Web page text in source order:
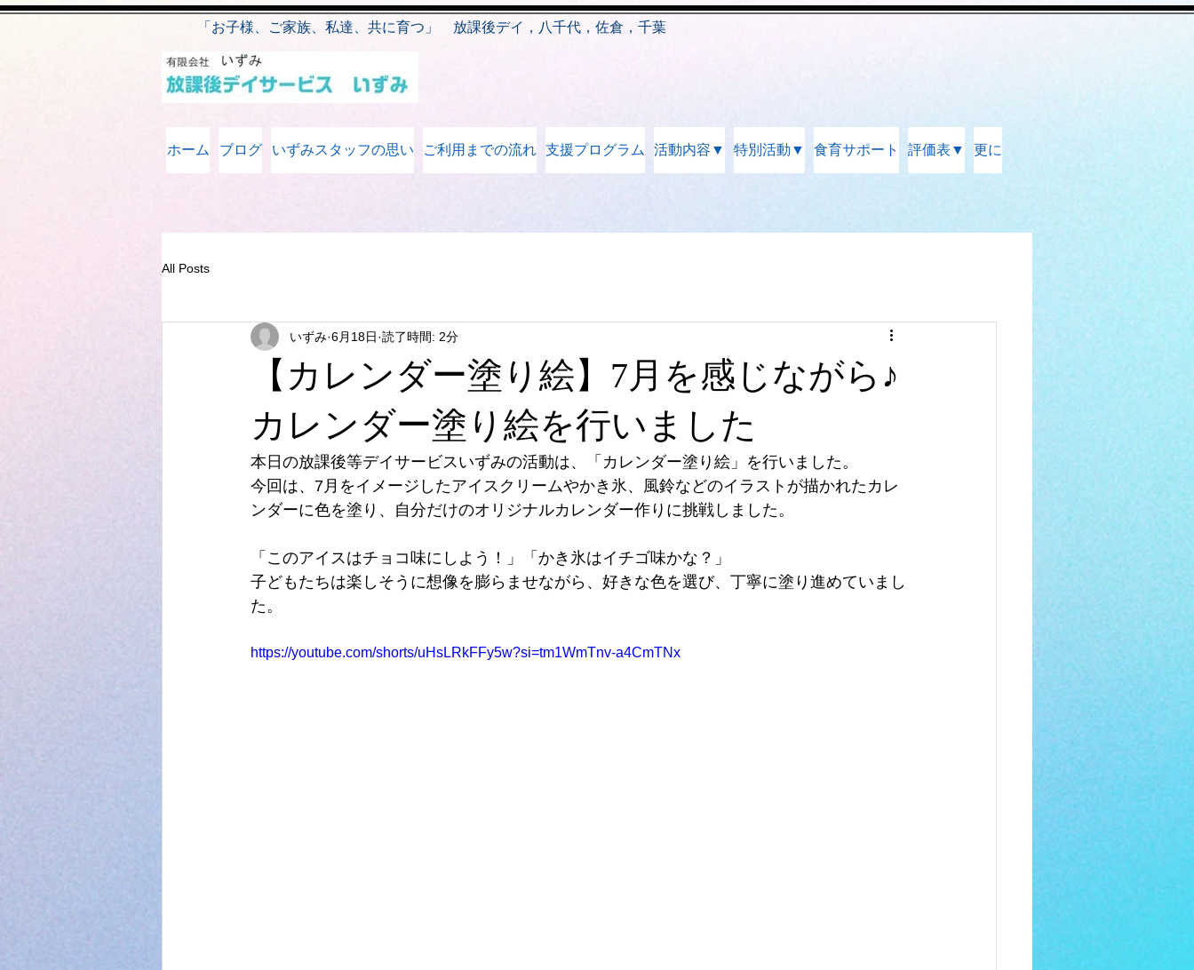
​ 「お子様、ご家族、私達、共に育つ」 放課後デイ，八千代，佐倉，千葉
ホーム ブログ いずみスタッフの思い ご利用までの流れ 支援プログラム 活動内容▼ 特別活動▼ 食育サポート 評価表▼ 更に
All Posts
【カレンダー塗り絵】7月を感じながら♪
カレンダー塗り絵を行いました
いずみ 6月18日 読了時間: 2分
本日の放課後等デイサービスいずみの活動は、「カレンダー塗り絵」を行いました。
今回は、7月をイメージしたアイスクリームやかき氷、風鈴などのイラストが描かれたカレ
ンダーに色を塗り、自分だけのオリジナルカレンダー作りに挑戦しました。
「このアイスはチョコ味にしよう！」「かき氷はイチゴ味かな？」
子どもたちは楽しそうに想像を膨らませながら、好きな色を選び、丁寧に塗り進めていまし
た。
https://youtube.com/shorts/uHsLRkFFy5w?si=tm1WmTnv-a4CmTNx